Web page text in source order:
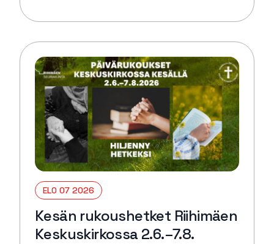
Lue lisää tapahtumasta Kesän rukoushetket
ELO 07 2026
Kesän rukoushetket Riihimäen
Keskuskirkossa 2.6.–7.8.